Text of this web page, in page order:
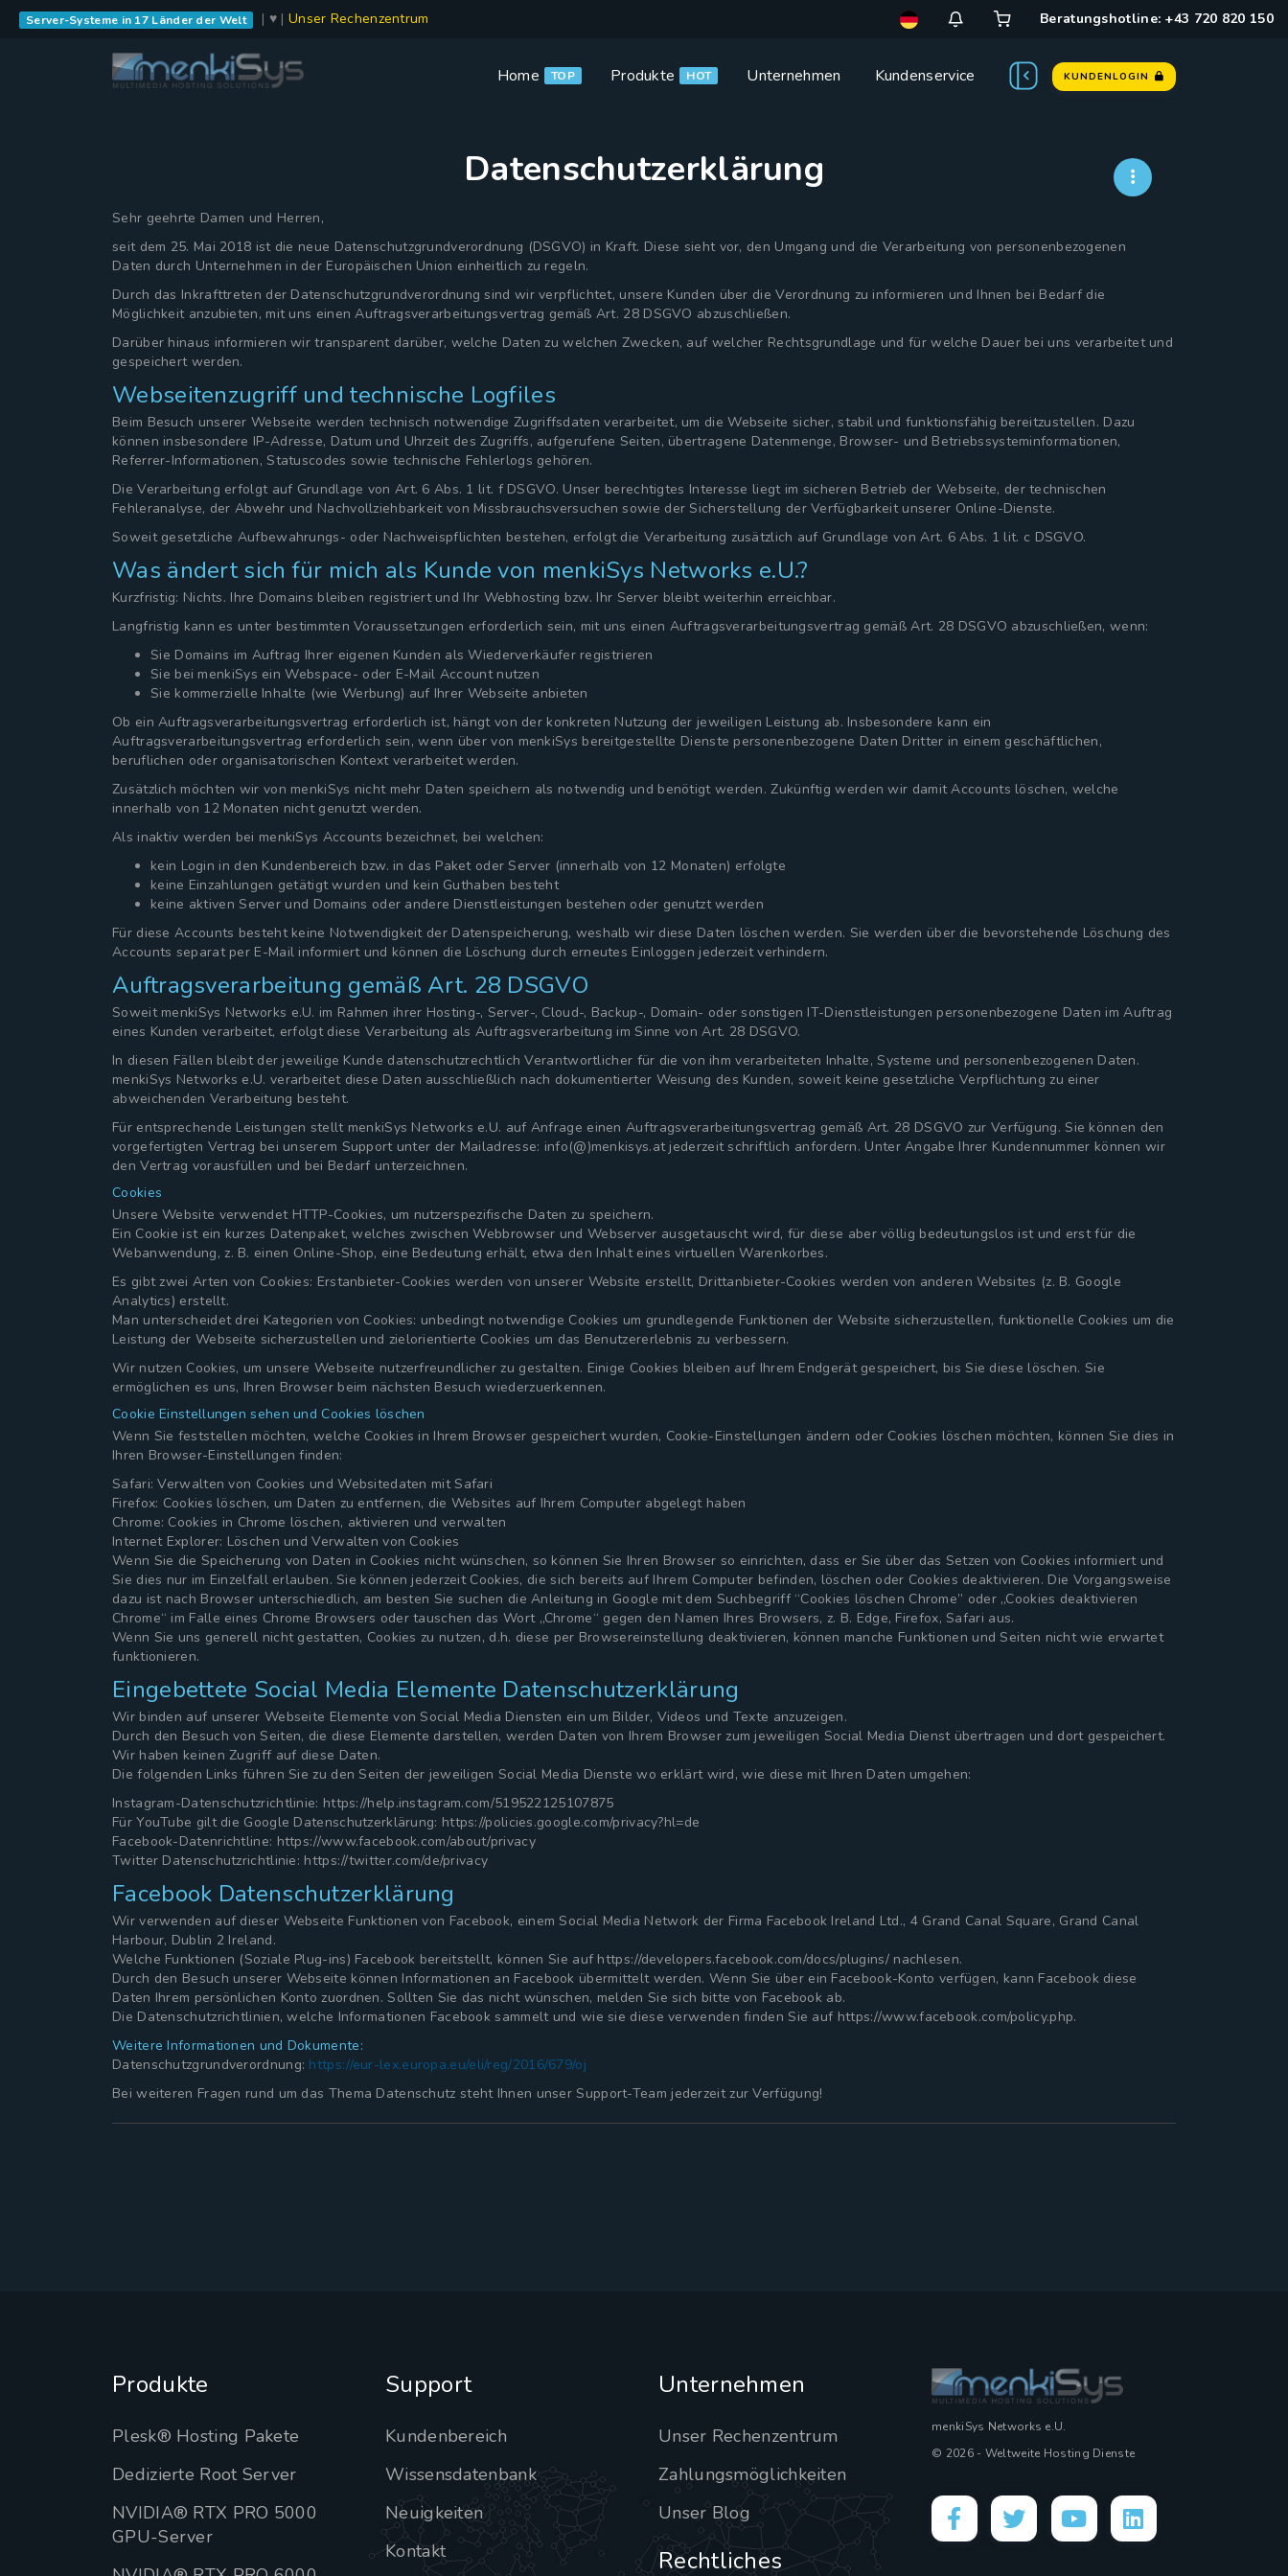
Server-Systeme in 17 Länder der Welt | ♥ | Unser Rechenzentrum Beratungshotline: +43 720 820 150
Home TOP Produkte HOT Unternehmen Kundenservice KUNDENLOGIN
Datenschutzerklärung
Sehr geehrte Damen und Herren,
seit dem 25. Mai 2018 ist die neue Datenschutzgrundverordnung (DSGVO) in Kraft. Diese sieht vor, den Umgang und die Verarbeitung von personenbezogenen
Daten durch Unternehmen in der Europäischen Union einheitlich zu regeln.
Durch das Inkrafttreten der Datenschutzgrundverordnung sind wir verpflichtet, unsere Kunden über die Verordnung zu informieren und Ihnen bei Bedarf die
Möglichkeit anzubieten, mit uns einen Auftragsverarbeitungsvertrag gemäß Art. 28 DSGVO abzuschließen.
Darüber hinaus informieren wir transparent darüber, welche Daten zu welchen Zwecken, auf welcher Rechtsgrundlage und für welche Dauer bei uns verarbeitet und
gespeichert werden.
Webseitenzugriff und technische Logfiles
Beim Besuch unserer Webseite werden technisch notwendige Zugriffsdaten verarbeitet, um die Webseite sicher, stabil und funktionsfähig bereitzustellen. Dazu
können insbesondere IP-Adresse, Datum und Uhrzeit des Zugriffs, aufgerufene Seiten, übertragene Datenmenge, Browser- und Betriebssysteminformationen,
Referrer-Informationen, Statuscodes sowie technische Fehlerlogs gehören.
Die Verarbeitung erfolgt auf Grundlage von Art. 6 Abs. 1 lit. f DSGVO. Unser berechtigtes Interesse liegt im sicheren Betrieb der Webseite, der technischen
Fehleranalyse, der Abwehr und Nachvollziehbarkeit von Missbrauchsversuchen sowie der Sicherstellung der Verfügbarkeit unserer Online-Dienste.
Soweit gesetzliche Aufbewahrungs- oder Nachweispflichten bestehen, erfolgt die Verarbeitung zusätzlich auf Grundlage von Art. 6 Abs. 1 lit. c DSGVO.
Was ändert sich für mich als Kunde von menkiSys Networks e.U.?
Kurzfristig: Nichts. Ihre Domains bleiben registriert und Ihr Webhosting bzw. Ihr Server bleibt weiterhin erreichbar.
Langfristig kann es unter bestimmten Voraussetzungen erforderlich sein, mit uns einen Auftragsverarbeitungsvertrag gemäß Art. 28 DSGVO abzuschließen, wenn:
Sie Domains im Auftrag Ihrer eigenen Kunden als Wiederverkäufer registrieren
Sie bei menkiSys ein Webspace- oder E-Mail Account nutzen
Sie kommerzielle Inhalte (wie Werbung) auf Ihrer Webseite anbieten
Ob ein Auftragsverarbeitungsvertrag erforderlich ist, hängt von der konkreten Nutzung der jeweiligen Leistung ab. Insbesondere kann ein
Auftragsverarbeitungsvertrag erforderlich sein, wenn über von menkiSys bereitgestellte Dienste personenbezogene Daten Dritter in einem geschäftlichen,
beruflichen oder organisatorischen Kontext verarbeitet werden.
Zusätzlich möchten wir von menkiSys nicht mehr Daten speichern als notwendig und benötigt werden. Zukünftig werden wir damit Accounts löschen, welche
innerhalb von 12 Monaten nicht genutzt werden.
Als inaktiv werden bei menkiSys Accounts bezeichnet, bei welchen:
kein Login in den Kundenbereich bzw. in das Paket oder Server (innerhalb von 12 Monaten) erfolgte
keine Einzahlungen getätigt wurden und kein Guthaben besteht
keine aktiven Server und Domains oder andere Dienstleistungen bestehen oder genutzt werden
Für diese Accounts besteht keine Notwendigkeit der Datenspeicherung, weshalb wir diese Daten löschen werden. Sie werden über die bevorstehende Löschung des
Accounts separat per E-Mail informiert und können die Löschung durch erneutes Einloggen jederzeit verhindern.
Auftragsverarbeitung gemäß Art. 28 DSGVO
Soweit menkiSys Networks e.U. im Rahmen ihrer Hosting-, Server-, Cloud-, Backup-, Domain- oder sonstigen IT-Dienstleistungen personenbezogene Daten im Auftrag
eines Kunden verarbeitet, erfolgt diese Verarbeitung als Auftragsverarbeitung im Sinne von Art. 28 DSGVO.
In diesen Fällen bleibt der jeweilige Kunde datenschutzrechtlich Verantwortlicher für die von ihm verarbeiteten Inhalte, Systeme und personenbezogenen Daten.
menkiSys Networks e.U. verarbeitet diese Daten ausschließlich nach dokumentierter Weisung des Kunden, soweit keine gesetzliche Verpflichtung zu einer
abweichenden Verarbeitung besteht.
Für entsprechende Leistungen stellt menkiSys Networks e.U. auf Anfrage einen Auftragsverarbeitungsvertrag gemäß Art. 28 DSGVO zur Verfügung. Sie können den
vorgefertigten Vertrag bei unserem Support unter der Mailadresse: info(@)menkisys.at jederzeit schriftlich anfordern. Unter Angabe Ihrer Kundennummer können wir
den Vertrag vorausfüllen und bei Bedarf unterzeichnen.
Cookies
Unsere Website verwendet HTTP-Cookies, um nutzerspezifische Daten zu speichern.
Ein Cookie ist ein kurzes Datenpaket, welches zwischen Webbrowser und Webserver ausgetauscht wird, für diese aber völlig bedeutungslos ist und erst für die
Webanwendung, z. B. einen Online-Shop, eine Bedeutung erhält, etwa den Inhalt eines virtuellen Warenkorbes.
Es gibt zwei Arten von Cookies: Erstanbieter-Cookies werden von unserer Website erstellt, Drittanbieter-Cookies werden von anderen Websites (z. B. Google
Analytics) erstellt.
Man unterscheidet drei Kategorien von Cookies: unbedingt notwendige Cookies um grundlegende Funktionen der Website sicherzustellen, funktionelle Cookies um die
Leistung der Webseite sicherzustellen und zielorientierte Cookies um das Benutzererlebnis zu verbessern.
Wir nutzen Cookies, um unsere Webseite nutzerfreundlicher zu gestalten. Einige Cookies bleiben auf Ihrem Endgerät gespeichert, bis Sie diese löschen. Sie
ermöglichen es uns, Ihren Browser beim nächsten Besuch wiederzuerkennen.
Cookie Einstellungen sehen und Cookies löschen
Wenn Sie feststellen möchten, welche Cookies in Ihrem Browser gespeichert wurden, Cookie-Einstellungen ändern oder Cookies löschen möchten, können Sie dies in
Ihren Browser-Einstellungen finden:
Safari: Verwalten von Cookies und Websitedaten mit Safari
Firefox: Cookies löschen, um Daten zu entfernen, die Websites auf Ihrem Computer abgelegt haben
Chrome: Cookies in Chrome löschen, aktivieren und verwalten
Internet Explorer: Löschen und Verwalten von Cookies
Wenn Sie die Speicherung von Daten in Cookies nicht wünschen, so können Sie Ihren Browser so einrichten, dass er Sie über das Setzen von Cookies informiert und
Sie dies nur im Einzelfall erlauben. Sie können jederzeit Cookies, die sich bereits auf Ihrem Computer befinden, löschen oder Cookies deaktivieren. Die Vorgangsweise
dazu ist nach Browser unterschiedlich, am besten Sie suchen die Anleitung in Google mit dem Suchbegriff “Cookies löschen Chrome” oder „Cookies deaktivieren
Chrome“ im Falle eines Chrome Browsers oder tauschen das Wort „Chrome“ gegen den Namen Ihres Browsers, z. B. Edge, Firefox, Safari aus.
Wenn Sie uns generell nicht gestatten, Cookies zu nutzen, d.h. diese per Browsereinstellung deaktivieren, können manche Funktionen und Seiten nicht wie erwartet
funktionieren.
Eingebettete Social Media Elemente Datenschutzerklärung
Wir binden auf unserer Webseite Elemente von Social Media Diensten ein um Bilder, Videos und Texte anzuzeigen.
Durch den Besuch von Seiten, die diese Elemente darstellen, werden Daten von Ihrem Browser zum jeweiligen Social Media Dienst übertragen und dort gespeichert.
Wir haben keinen Zugriff auf diese Daten.
Die folgenden Links führen Sie zu den Seiten der jeweiligen Social Media Dienste wo erklärt wird, wie diese mit Ihren Daten umgehen:
Instagram-Datenschutzrichtlinie: https://help.instagram.com/519522125107875
Für YouTube gilt die Google Datenschutzerklärung: https://policies.google.com/privacy?hl=de
Facebook-Datenrichtline: https://www.facebook.com/about/privacy
Twitter Datenschutzrichtlinie: https://twitter.com/de/privacy
Facebook Datenschutzerklärung
Wir verwenden auf dieser Webseite Funktionen von Facebook, einem Social Media Network der Firma Facebook Ireland Ltd., 4 Grand Canal Square, Grand Canal
Harbour, Dublin 2 Ireland.
Welche Funktionen (Soziale Plug-ins) Facebook bereitstellt, können Sie auf https://developers.facebook.com/docs/plugins/ nachlesen.
Durch den Besuch unserer Webseite können Informationen an Facebook übermittelt werden. Wenn Sie über ein Facebook-Konto verfügen, kann Facebook diese
Daten Ihrem persönlichen Konto zuordnen. Sollten Sie das nicht wünschen, melden Sie sich bitte von Facebook ab.
Die Datenschutzrichtlinien, welche Informationen Facebook sammelt und wie sie diese verwenden finden Sie auf https://www.facebook.com/policy.php.
Weitere Informationen und Dokumente:
Datenschutzgrundverordnung: https://eur-lex.europa.eu/eli/reg/2016/679/oj
Bei weiteren Fragen rund um das Thema Datenschutz steht Ihnen unser Support-Team jederzeit zur Verfügung!
Produkte
Plesk® Hosting Pakete
Dedizierte Root Server
NVIDIA® RTX PRO 5000
GPU-Server
Support
Kundenbereich
Wissensdatenbank
Neuigkeiten
Kontakt
Unternehmen
Unser Rechenzentrum
Zahlungsmöglichkeiten
Unser Blog
Rechtliches
menkiSys Networks e.U.
© 2026 - Weltweite Hosting Dienste